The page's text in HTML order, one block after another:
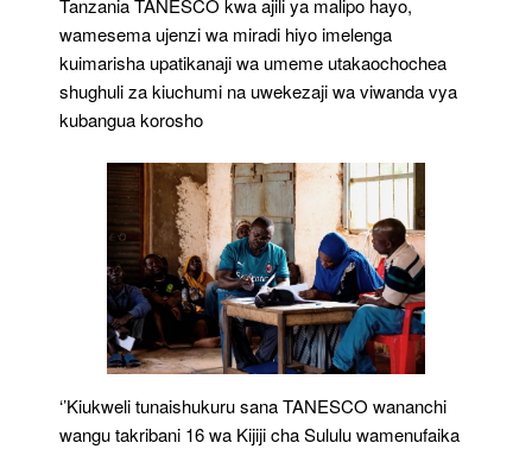
wamesema ujenzi wa miradi hiyo imelenga
kuimarisha upatikanaji wa umeme utakaochochea
shughuli za kiuchumi na uwekezaji wa viwanda vya
kubangua korosho
‘’Kiukweli tunaishukuru sana TANESCO wananchi
wangu takribani 16 wa Kijiji cha Sululu wamenufaika